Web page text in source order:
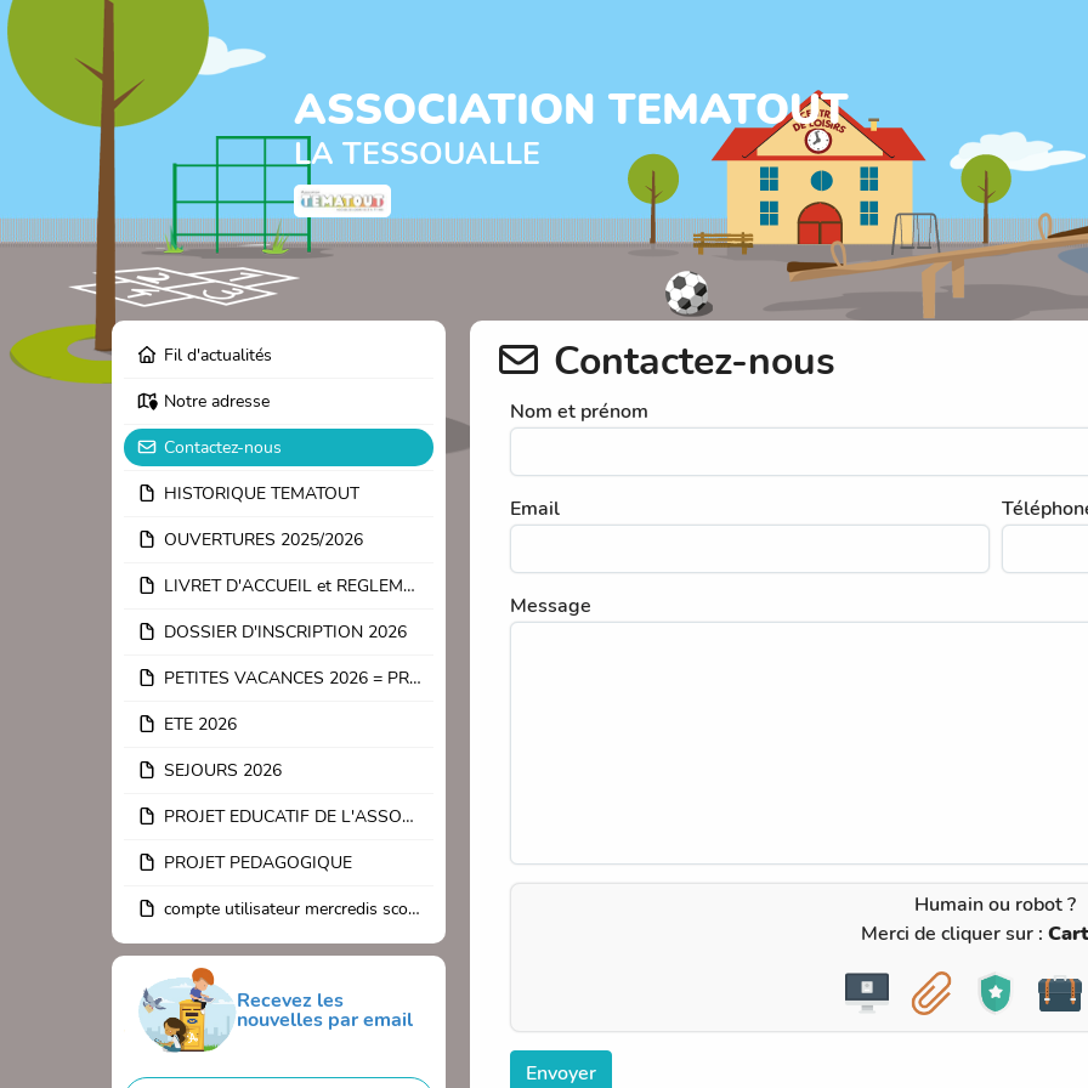
ASSOCIATION TEMATOUT
LA TESSOUALLE
Fil d'actualités
Notre adresse
Contactez-nous
HISTORIQUE TEMATOUT
OUVERTURES 2025/2026
LIVRET D'ACCUEIL et REGLEMENT INTERIEUR 2026
DOSSIER D'INSCRIPTION 2026
PETITES VACANCES 2026 = PRINTEMPS
ETE 2026
SEJOURS 2026
PROJET EDUCATIF DE L'ASSOCIATION
PROJET PEDAGOGIQUE
compte utilisateur mercredis scolaires
Recevez les
nouvelles par email
Contactez-nous
Nom et prénom
Email
Message
Humain ou robot ?
Merci de cliquer sur :
Envoyer